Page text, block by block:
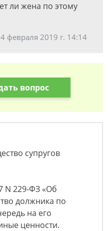
ли жена по этому
4 февраля 2019 г. 14:14
вопрос
супругов
N 229-ФЗ «Об
должника по
на его
ценности.